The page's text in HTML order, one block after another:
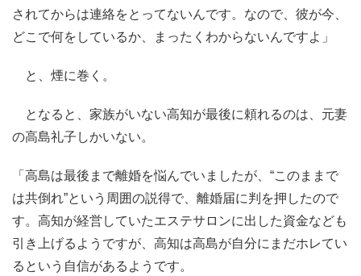
されてからは連絡をとってないんです。なので、彼が今、
どこで何をしているか、まったくわからないんですよ」
と、煙に巻く。
となると、家族がいない高知が最後に頼れるのは、元妻
の高島礼子しかいない。
「高島は最後まで離婚を悩んでいましたが、“このままで
は共倒れ”という周囲の説得で、離婚届に判を押したので
す。高知が経営していたエステサロンに出した資金なども
引き上げるようですが、高知は高島が自分にまだホレてい
るという自信があるようです。